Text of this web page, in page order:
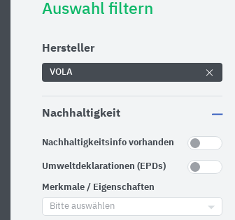
Auswahl filtern
Hersteller
VOLA
Nachhaltigkeit
Nachhaltigkeitsinfo vorhanden
Umweltdeklarationen (EPDs)
Merkmale / Eigenschaften
Bitte auswählen